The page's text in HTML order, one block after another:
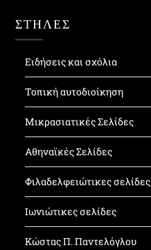
ΣΤΗΛΕΣ
Ειδήσεις και σχόλια
Τοπική αυτοδιοίκηση
Μικρασιατικές Σελίδες
Αθηναϊκές Σελίδες
Φιλαδελφειώτικες σελίδες
Ιωνιώτικες σελίδες
Κώστας Π. Παντελόγλου